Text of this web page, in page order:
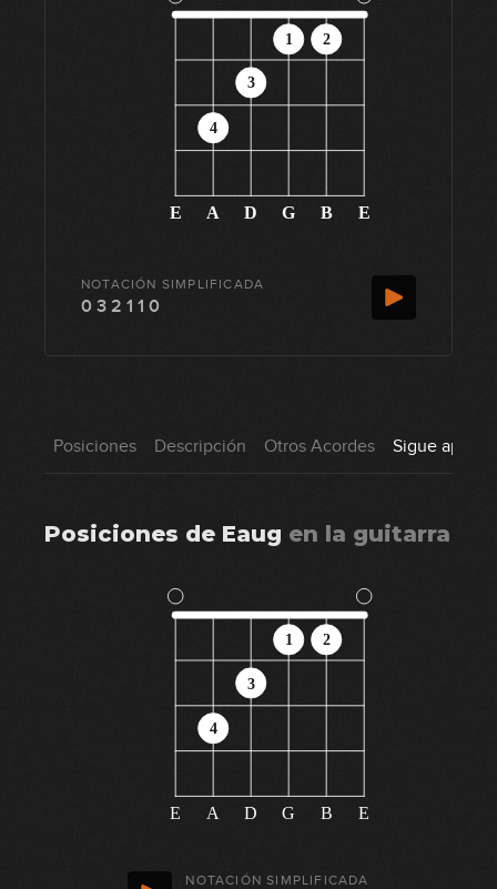
E A D G B E
4
3
1 2
NOTACIÓN SIMPLIFICADA
0 3 2 1 1 0
Posiciones Descripción Otros Acordes Sigue
Posiciones de Eaug en la guitarra
E A D G B E
4
3
1 2
NOTACIÓN SIMPLIFICADA